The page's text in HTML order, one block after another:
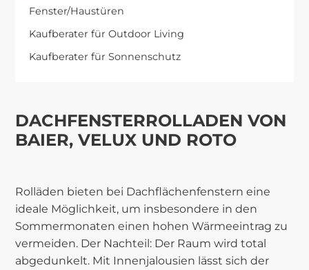
Fenster/Haustüren
Kaufberater für Outdoor Living
Kaufberater für Sonnenschutz
DACHFENSTERROLLADEN VON
BAIER, VELUX UND ROTO
Rolläden bieten bei Dachflächenfenstern eine
ideale Möglichkeit, um insbesondere in den
Sommermonaten einen hohen Wärmeeintrag zu
vermeiden. Der Nachteil: Der Raum wird total
abgedunkelt. Mit Innenjalousien lässt sich der